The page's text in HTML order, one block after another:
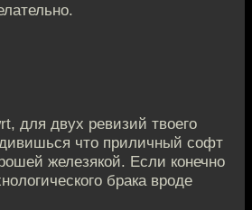
для двух ревизий твоего
что приличный софт
железякой. Если конечно
брака вроде